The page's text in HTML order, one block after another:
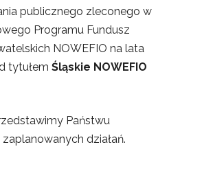
publicznego zleconego w
Programu Fundusz
NOWEFIO na lata
tytułem Śląskie NOWEFIO
Państwu
działań.